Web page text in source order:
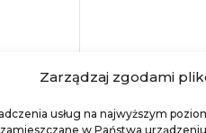
Zarządzaj zgodami
usług na najwyższym
w Państwa